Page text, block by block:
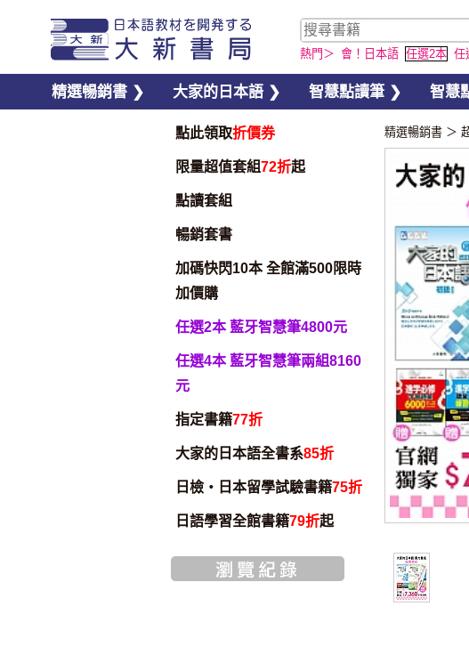
熱門＞ 會！日本語 任選2本 任
精選暢銷書 ❯ 大家的日本語 ❯ 智慧點讀筆 ❯ 智慧
點此領取折價券
限量超值套組72折起
點讀套組
暢銷套書
加碼快閃10本 全館滿500限時
加價購
任選2本 藍牙智慧筆4800元
任選4本 藍牙智慧筆兩組8160
元
指定書籍77折
大家的日本語全書系85折
日檢・日本留學試驗書籍75折
日語學習全館書籍79折起
精選暢銷書 ＞